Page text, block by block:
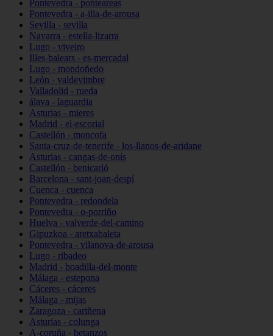
Pontevedra - ponteareas
Pontevedra - a-illa-de-arousa
Sevilla - sevilla
Navarra - estella-lizarra
Lugo - viveiro
Illes-balears - es-mercadal
Lugo - mondoñedo
León - valdevimbre
Valladolid - rueda
álava - laguardia
Asturias - mieres
Madrid - el-escorial
Castellón - moncofa
Santa-cruz-de-tenerife - los-llanos-de-aridane
Asturias - cangas-de-onís
Castellón - benicarló
Barcelona - sant-joan-despí
Cuenca - cuenca
Pontevedra - redondela
Pontevedra - o-porriño
Huelva - valverde-del-camino
Gipuzkoa - aretxabaleta
Pontevedra - vilanova-de-arousa
Lugo - ribadeo
Madrid - boadilla-del-monte
Málaga - estepona
Cáceres - cáceres
Málaga - mijas
Zaragoza - cariñena
Asturias - colunga
A-coruña - betanzos